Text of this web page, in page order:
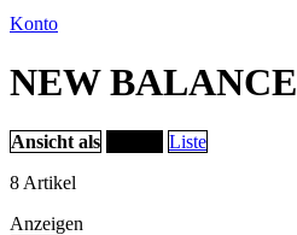
Konto
NEW BALANCE
Ansicht als
Liste
8 Artikel
Anzeigen